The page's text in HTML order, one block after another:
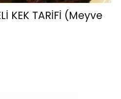
KEK TARİFİ (Meyve